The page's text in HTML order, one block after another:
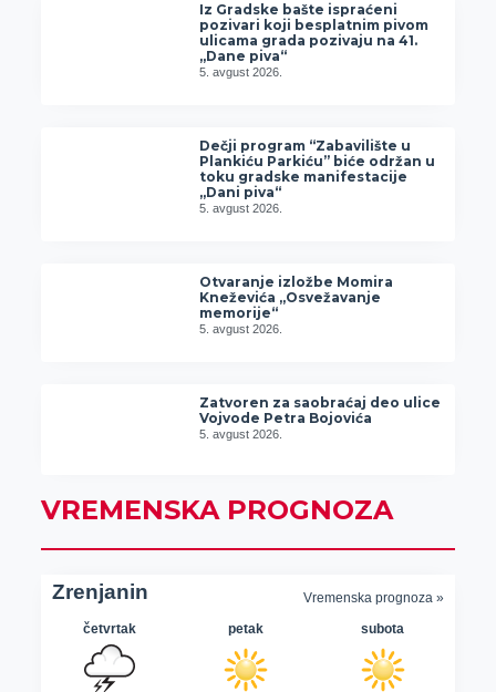
Iz Gradske bašte ispraćeni
pozivari koji besplatnim pivom
ulicama grada pozivaju na 41.
„Dane piva“
5. avgust 2026.
Dečji program “Zabavilište u
Plankiću Parkiću” biće održan u
toku gradske manifestacije
„Dani piva“
5. avgust 2026.
Otvaranje izložbe Momira
Kneževića „Osvežavanje
memorije“
5. avgust 2026.
Zatvoren za saobraćaj deo ulice
Vojvode Petra Bojovića
5. avgust 2026.
VREMENSKA PROGNOZA